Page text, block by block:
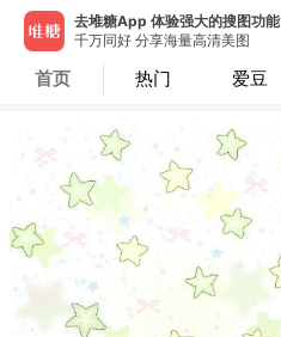
去堆糖App 体验强大的搜图功能
千万同好 分享海量高清美图
首页 热门 爱豆